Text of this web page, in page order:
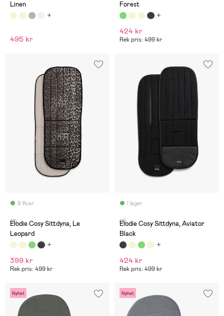
Linen
495 kr
Forest
424 kr
Rek pris: 499 kr
9 Kvar
(1)
Elodie Cosy Sittdyna, Le
Leopard
399 kr
Rek pris: 499 kr
I lager
(1)
Elodie Cosy Sittdyna, Aviator
Black
424 kr
Rek pris: 499 kr
Nyhet Nyhet